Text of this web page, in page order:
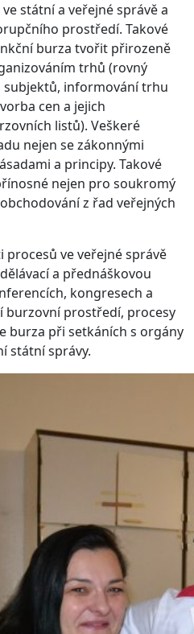
státní a veřejné správě a
prostředí. Takové
burza tvořit přirozeně
trhů (rovný
informování trhu
cen a jejich
listů). Veškeré
nejen se zákonnými
a principy. Takové
nejen pro soukromý
z řad veřejných
ve veřejné správě
a přednáškovou
kongresech a
burzovní prostředí, procesy
burza při setkáních s orgány
státní správy.